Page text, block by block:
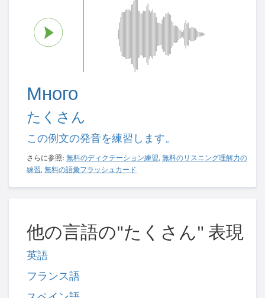
Много
たくさん
この例文の発音を練習します。
さらに参照: 無料のディクテーション練習, 無料のリスニング理解力の
練習, 無料の語彙フラッシュカード
他の言語の"たくさん" 表現
英語
フランス語